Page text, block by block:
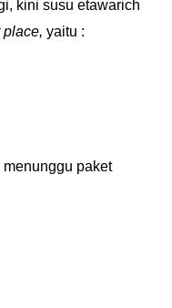
kini susu etawarich
place, yaitu :
paket